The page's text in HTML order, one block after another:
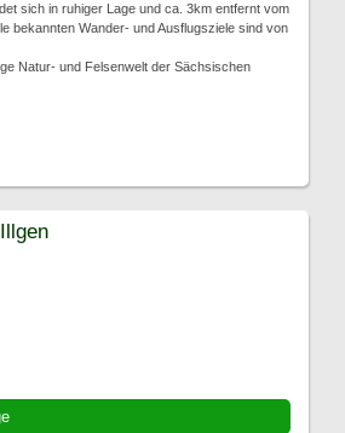
sich in ruhiger Lage und ca. 3km entfernt vom
bekannten Wander- und Ausflugsziele sind von
Natur- und Felsenwelt der Sächsischen